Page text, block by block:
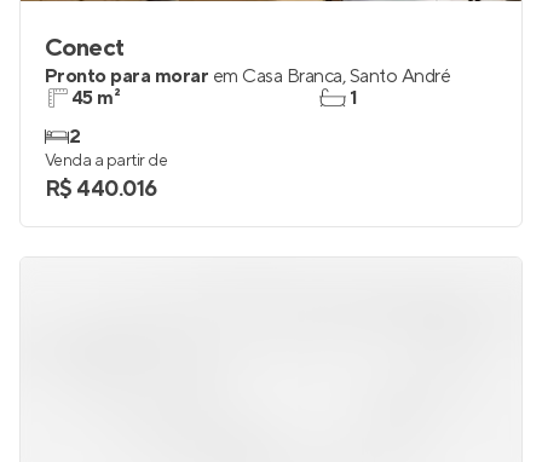
Conect
Pronto para morar em Casa Branca,Santo André
45 m²
2
1
Venda a partir de
R$ 440.016